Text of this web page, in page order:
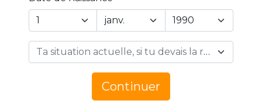
Year
Day
Ta situation actuelle, si tu devais la résumer en 1 mot… *
Continuer